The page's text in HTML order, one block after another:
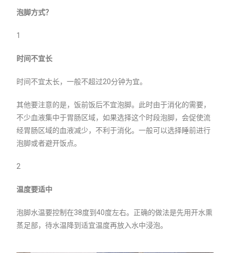
泡脚方式？
1
时间不宜长
时间不宜太长，一般不超过20分钟为宜。
其他要注意的是，饭前饭后不宜泡脚。此时由于消化的需要，
不少血液集中于胃肠区域，如果选择这个时段泡脚，会促使流
经胃肠区域的血液减少，不利于消化。一般可以选择睡前进行
泡脚或者避开饭点。
2
温度要适中
泡脚水温要控制在38度到40度左右。正确的做法是先用开水熏
蒸足部，待水温降到适宜温度再放入水中浸泡。